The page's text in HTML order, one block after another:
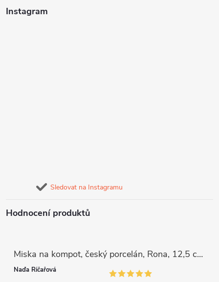
Instagram
Sledovat na Instagramu
Hodnocení produktů
Miska na kompot, český porcelán, Rona, 12,5 cm, bílý, G. Benedikt
Naďa Říčařová